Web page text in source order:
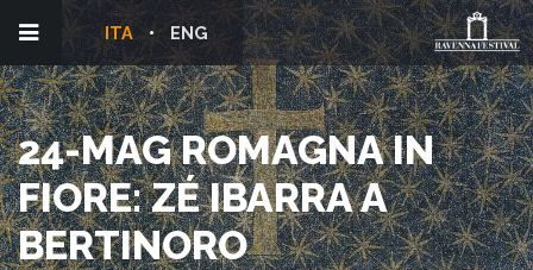
ENG
ITA
24-MAG ROMAGNA IN
FIORE: ZÉ IBARRA A
BERTINORO